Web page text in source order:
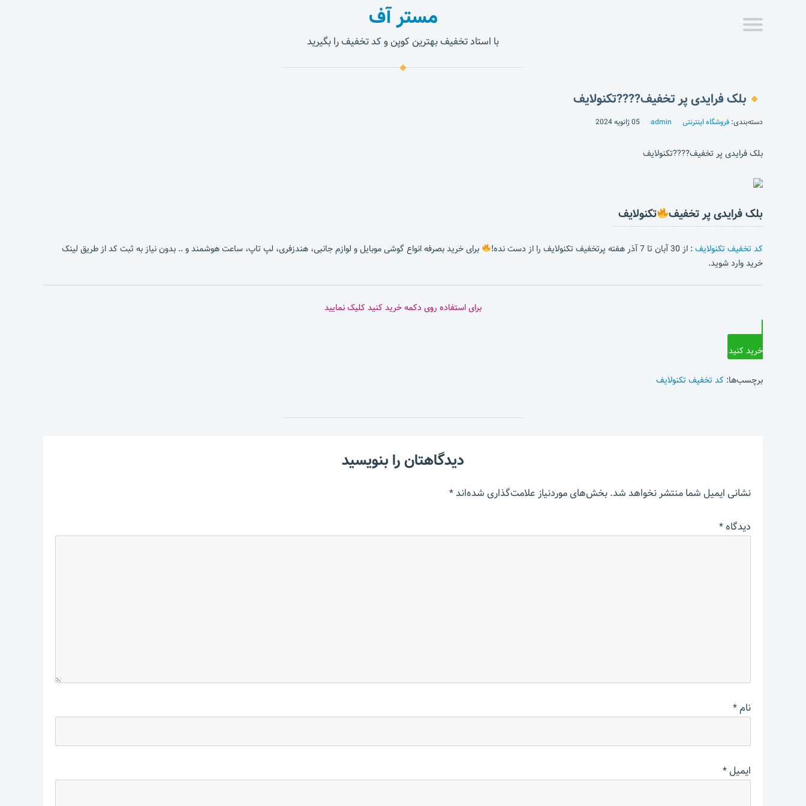
مستر آف
با استاد تخفیف بهترین کوپن و کد تخفیف را بگیرید
بلک فرایدی پر تخفیف????تکنولایف
دسته‌بندی: فروشگاه اینترنتی admin 05 ژانویه 2024
بلک فرایدی پر تخفیف????تکنولایف
بلک فرایدی پر تخفیف تکنولایف
کد تخفیف تکنولایف: از 30 آبان تا 7 آذر هفته پرتخفیف تکنولایف را از دست نده!
برای خرید بصرفه انواع گوشی موبایل و لوازم جانبی، هندزفری، لپ تاپ، ساعت هوشمند و .. بدون نیاز به ثبت کد از طریق لینک
خرید وارد شوید.
برای استفاده روی دکمه خرید کنید کلیک نمایید
خرید کنید
برچسب‌ها: کد تخفیف تکنولایف
دیدگاهتان را بنویسید
نشانی ایمیل شما منتشر نخواهد شد.بخش‌های موردنیاز علامت‌گذاری شده‌اند*
دیدگاه*
نام*
ایمیل*